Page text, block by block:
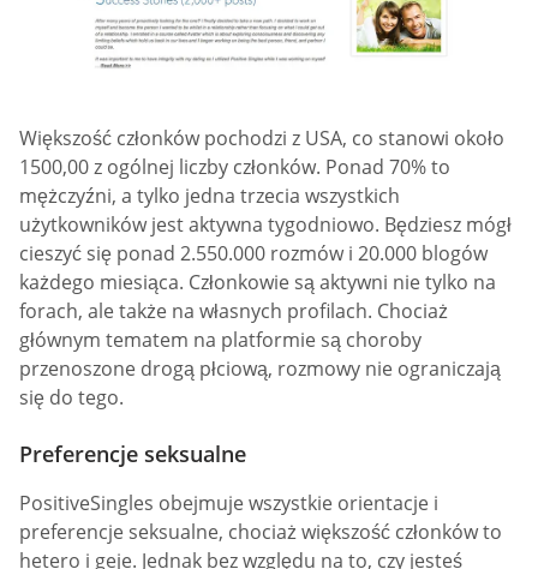
Większość członków pochodzi z USA, co stanowi około
1500,00 z ogólnej liczby członków. Ponad 70% to
mężczyźni, a tylko jedna trzecia wszystkich
użytkowników jest aktywna tygodniowo. Będziesz mógł
cieszyć się ponad 2.550.000 rozmów i 20.000 blogów
każdego miesiąca. Członkowie są aktywni nie tylko na
forach, ale także na własnych profilach. Chociaż
głównym tematem na platformie są choroby
przenoszone drogą płciową, rozmowy nie ograniczają
się do tego.
Preferencje seksualne
PositiveSingles obejmuje wszystkie orientacje i
preferencje seksualne, chociaż większość członków to
hetero i geje. Jednak bez względu na to, czy jesteś